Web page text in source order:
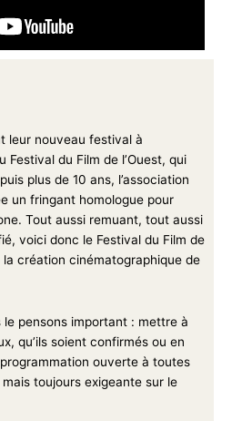
leur nouveau festival à
Festival du Film de l’Ouest, qui
plus de 10 ans, l’association
un fringant homologue pour
Tout aussi remuant, tout aussi
voici donc le Festival du Film de
la création cinématographique de
pensons important : mettre à
qu’ils soient confirmés ou en
ouverte à toutes
toujours exigeante sur le